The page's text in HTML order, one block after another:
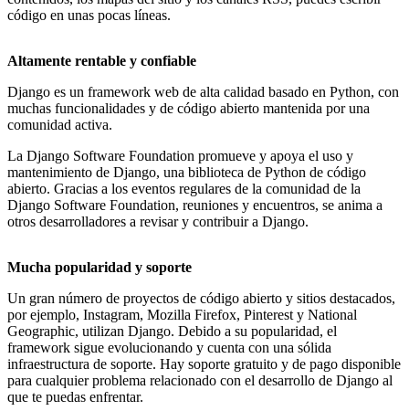
código en unas pocas líneas.
Altamente rentable y confiable
Django es un framework web de alta calidad basado en Python, con
muchas funcionalidades y de código abierto mantenida por una
comunidad activa.
La Django Software Foundation promueve y apoya el uso y
mantenimiento de Django, una biblioteca de Python de código
abierto. Gracias a los eventos regulares de la comunidad de la
Django Software Foundation, reuniones y encuentros, se anima a
otros desarrolladores a revisar y contribuir a Django.
Mucha popularidad y soporte
Un gran número de proyectos de código abierto y sitios destacados,
por ejemplo, Instagram, Mozilla Firefox, Pinterest y National
Geographic, utilizan Django. Debido a su popularidad, el
framework sigue evolucionando y cuenta con una sólida
infraestructura de soporte. Hay soporte gratuito y de pago disponible
para cualquier problema relacionado con el desarrollo de Django al
que te puedas enfrentar.